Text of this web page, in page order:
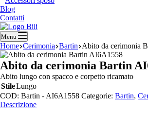
Blog
Contatti
Menu
Home Cerimonia Bartin Abito da cerimonia
Abito da cerimonia Bartin
Abito lungo con spacco e corpetto ricamato
StileLungo
COD: Bartin - AI6A1558 Categorie: Bartin,
Descrizione